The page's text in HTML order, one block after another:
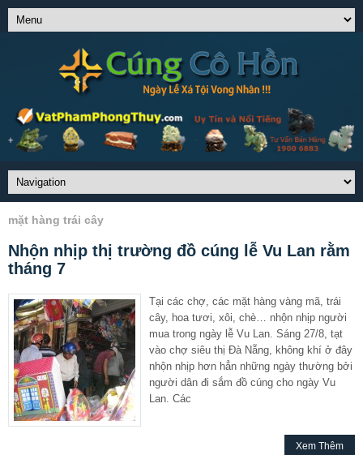
mặt hàng trái cây
Nhộn nhịp thị trường đồ cúng lễ Vu Lan rằm
tháng 7
Tại các chợ, các mặt hàng vàng mã, trái
cây, hoa tươi, xôi, chè… nhộn nhịp người
mua trong ngày lễ Vu Lan. Sáng 27/8, tạt
vào chợ siêu thị Đà Nẵng, không khí ở đây
nhộn nhịp hơn hẳn những ngày thường bởi
người dân đi sắm đồ cúng cho ngày Vu
Lan. Các
Xem Thêm